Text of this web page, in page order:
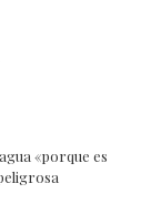
«porque es